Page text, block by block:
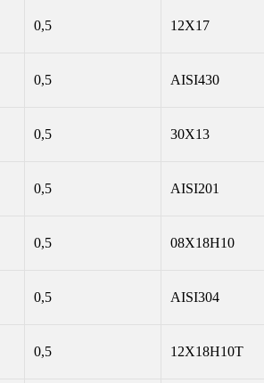
0,5 12Х17
0,5 AISI430
0,5 30Х13
0,5 AISI201
0,5 08Х18Н10
0,5 AISI304
0,5 12Х18Н10Т